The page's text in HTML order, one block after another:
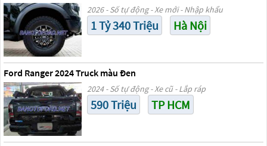
2026 - Số tự động - Xe mới - Nhập khẩu
1 Tỷ 340 Triệu Hà Nội
Ford Ranger 2024 Truck màu Đen
2024 - Số tự động - Xe cũ - Lắp ráp
590 Triệu TP HCM